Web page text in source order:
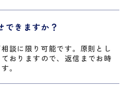
できますか？
談に限り可能です。原則とし
おりますので、返信までお時
。